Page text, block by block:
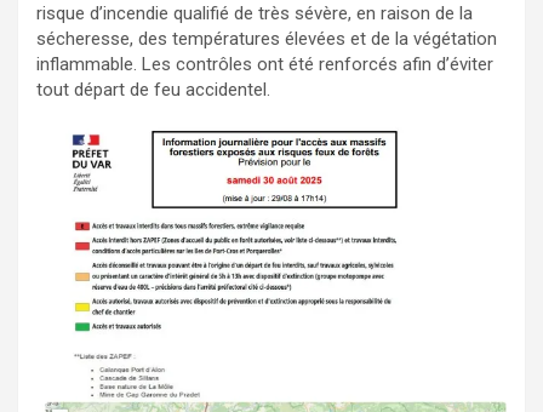
risque d’incendie qualifié de très sévère, en raison de la
sécheresse, des températures élevées et de la végétation
inflammable. Les contrôles ont été renforcés afin d’éviter
tout départ de feu accidentel.